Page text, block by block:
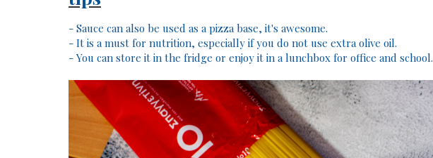
- Sauce can also be used as a pizza base, it's awesome.
- It is a must for nutrition, especially if you do not use extra olive oil.
- You can store it in the fridge or enjoy it in a lunchbox for office and school.